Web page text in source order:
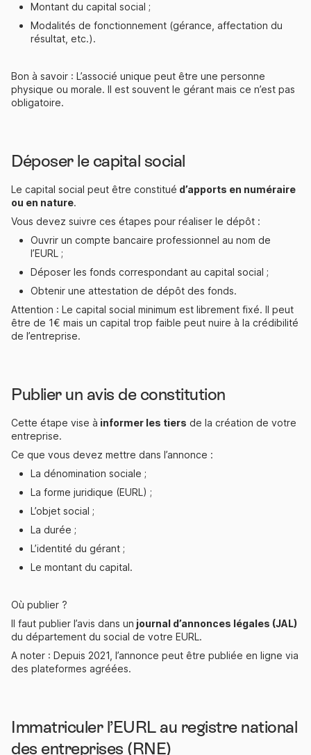
Montant du capital social ;
Modalités de fonctionnement (gérance, affectation du
résultat, etc.).
Bon à savoir : L’associé unique peut être une personne
physique ou morale. Il est souvent le gérant mais ce n’est pas
obligatoire.
Déposer le capital social
Le capital social peut être constitué d’apports en numéraire
ou en nature.
Vous devez suivre ces étapes pour réaliser le dépôt :
Ouvrir un compte bancaire professionnel au nom de
l’EURL ;
Déposer les fonds correspondant au capital social ;
Obtenir une attestation de dépôt des fonds.
Attention : Le capital social minimum est librement fixé. Il peut
être de 1€ mais un capital trop faible peut nuire à la crédibilité
de l’entreprise.
Publier un avis de constitution
Cette étape vise à informer les tiers de la création de votre
entreprise.
Ce que vous devez mettre dans l’annonce :
La dénomination sociale ;
La forme juridique (EURL) ;
L’objet social ;
La durée ;
L’identité du gérant ;
Le montant du capital.
Où publier ?
Il faut publier l’avis dans un journal d’annonces légales (JAL)
du département du social de votre EURL.
A noter : Depuis 2021, l’annonce peut être publiée en ligne via
des plateformes agréées.
Immatriculer l’EURL au registre national
des entreprises (RNE)